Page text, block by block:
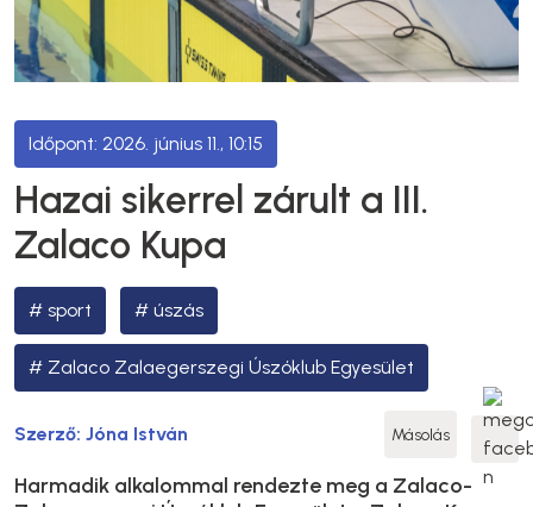
2026. június 11., 10:15
Hazai sikerrel zárult a III.
Zalaco Kupa
sport úszás
Zalaco Zalaegerszegi Úszóklub Egyesület
Szerző: Jóna István Másolás
Harmadik alkalommal rendezte meg a Zalaco-